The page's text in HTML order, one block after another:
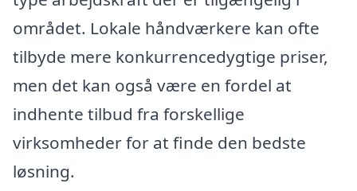
området. Lokale håndværkere kan ofte
tilbyde mere konkurrencedygtige priser,
men det kan også være en fordel at
indhente tilbud fra forskellige
virksomheder for at finde den bedste
løsning.